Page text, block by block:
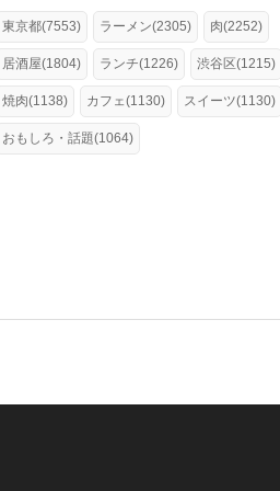
東京都(7553) ラーメン(2305) 肉(2252)
居酒屋(1804) ランチ(1226) 渋谷区(1215)
焼肉(1138) カフェ(1130) スイーツ(1130)
おもしろ・話題(1064)